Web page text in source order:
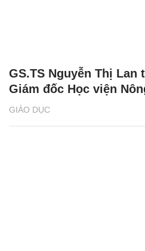
GIÁO DỤC
GS.TS Nguyễn Thị
Giám đốc Học viện